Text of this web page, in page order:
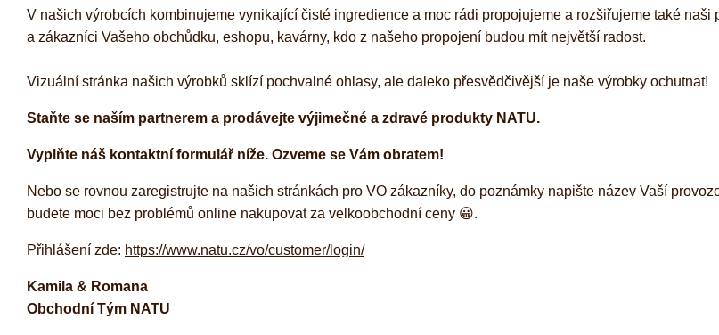
Kombuchy
Energetické nápoje
Kokosové nápoje
Ostatní nápoje
Porcované
Sypané
Láhve
V našich výrobcích kombinujeme vynikající čisté ingredience a moc rádi propojujeme a rozšiřujeme také
a zákazníci Vašeho obchůdku, eshopu, kavárny, kdo z našeho propojení budou mít největší radost.
Vizuální stránka našich výrobků sklízí pochvalné ohlasy, ale daleko přesvědčivější je naše výrobky ochutnat!
Staňte se naším partnerem a prodávejte výjimečné a zdravé produkty NATU.
Vyplňte náš kontaktní formulář níže. Ozveme se Vám obratem!
Nebo se rovnou zaregistrujte na našich stránkách pro VO zákazníky, do poznámky napište název Vaší
budete moci bez problémů online nakupovat za velkoobchodní ceny 😀.
Přihlášení zde: https://www.natu.cz/vo/customer/login/
Kamila & Romana
Obchodní Tým NATU